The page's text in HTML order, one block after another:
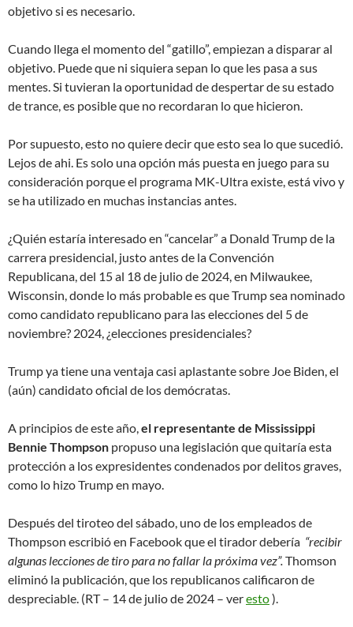
objetivo si es necesario.
Cuando llega el momento del “gatillo”, empiezan a disparar al
objetivo. Puede que ni siquiera sepan lo que les pasa a sus
mentes. Si tuvieran la oportunidad de despertar de su estado
de trance, es posible que no recordaran lo que hicieron.
Por supuesto, esto no quiere decir que esto sea lo que sucedió.
Lejos de ahi. Es solo una opción más puesta en juego para su
consideración porque el programa MK-Ultra existe, está vivo y
se ha utilizado en muchas instancias antes.
¿Quién estaría interesado en “cancelar” a Donald Trump de la
carrera presidencial, justo antes de la Convención
Republicana, del 15 al 18 de julio de 2024, en Milwaukee,
Wisconsin, donde lo más probable es que Trump sea nominado
como candidato republicano para las elecciones del 5 de
noviembre? 2024, ¿elecciones presidenciales?
Trump ya tiene una ventaja casi aplastante sobre Joe Biden, el
(aún) candidato oficial de los demócratas.
A principios de este año,el representante de Mississippi
Bennie Thompson propuso una legislación que quitaría esta
protección a los expresidentes condenados por delitos graves,
como lo hizo Trump en mayo.
Después del tiroteo del sábado, uno de los empleados de
Thompson escribió en Facebook que el tirador debería “recibir
algunas lecciones de tiro para no fallar la próxima vez”.Thomson
eliminó la publicación, que los republicanos calificaron de
despreciable. (RT – 14 de julio de 2024 – veresto).